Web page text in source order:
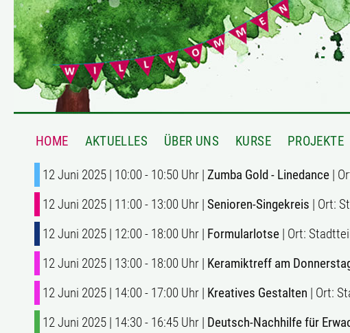
HOME AKTUELLES ÜBER UNS KURSE PROJEKTE
12 Juni 2025 | 10:00 - 10:50 Uhr | Zumba Gold - Linedance |
12 Juni 2025 | 11:00 - 13:00 Uhr | Senioren-Singekreis | Ort:
12 Juni 2025 | 12:00 - 18:00 Uhr | Formularlotse | Ort:
12 Juni 2025 | 13:00 - 18:00 Uhr | Keramiktreff am
12 Juni 2025 | 14:00 - 17:00 Uhr | Kreatives Gestalten | Ort:
12 Juni 2025 | 14:30 - 16:45 Uhr | Deutsch-Nachhilfe für